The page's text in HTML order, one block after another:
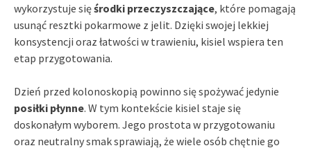
wykorzystuje sięśrodki przeczyszczające, które pomagają
usunąć resztki pokarmowe z jelit. Dzięki swojej lekkiej
konsystencji oraz łatwości w trawieniu, kisiel wspiera ten
etap przygotowania.
Dzień przed kolonoskopią powinno się spożywać jedynie
posiłki płynne. W tym kontekście kisiel staje się
doskonałym wyborem. Jego prostota w przygotowaniu
oraz neutralny smak sprawiają, że wiele osób chętnie go